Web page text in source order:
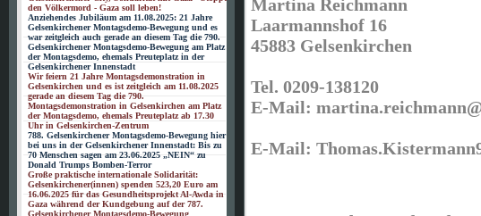
den Völkermord - Gaza soll leben!
Anziehendes Jubiläum am 11.08.2025: 21 Jahre
Gelsenkirchener Montagsdemo-Bewegung und es
war zeitgleich auch gerade an diesem Tag die 790.
Gelsenkirchener Montagsdemo-Bewegung am Platz
der Montagsdemo, ehemals Preuteplatz in der
Gelsenkirchener Innenstadt
Wir feiern 21 Jahre Montagsdemonstration in
Gelsenkirchen und es ist zeitgleich am 11.08.2025
gerade an diesem Tag die 790.
Montagsdemonstration in Gelsenkirchen am Platz
der Montagsdemo, ehemals Preuteplatz ab 17.30
Uhr in Gelsenkirchen-Zentrum
788. Gelsenkirchener Montagsdemo-Bewegung hier
bei uns in der Gelsenkirchener Innenstadt: Bis zu
70 Menschen sagen am 23.06.2025 „NEIN“ zu
Donald Trumps Bomben-Terror
Große praktische internationale Solidarität:
Gelsenkirchener(innen) spenden 523,20 Euro am
16.06.2025 für das Gesundheitsprojekt Al-Awda in
Gaza während der Kundgebung auf der 787.
Gelsenkirchener Montagsdemo-Bewegung
Martina Reichmann
Laarmannshof 16
45883 Gelsenkirchen
Tel. 0209-138120
E-Mail:
E-Mail: